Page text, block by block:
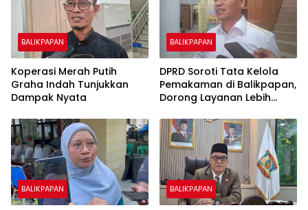
BALIKPAPAN
Koperasi Merah Putih
Graha Indah Tunjukkan
Dampak Nyata
BALIKPAPAN
DPRD Soroti Tata Kelola
Pemakaman di Balikpapan,
Dorong Layanan Lebih
Biaya Warga
BALIKPAPAN BALIKPAPAN